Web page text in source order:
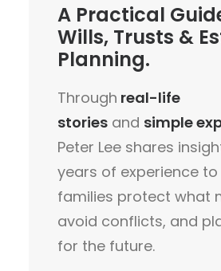
A Practical
Wills, Trusts &
Planning.
Through real-life
stories and simple
Peter Lee shares
years of experience to
families protect what
avoid conflicts, and
for the future.